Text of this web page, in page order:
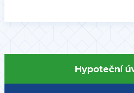
Hypoteční